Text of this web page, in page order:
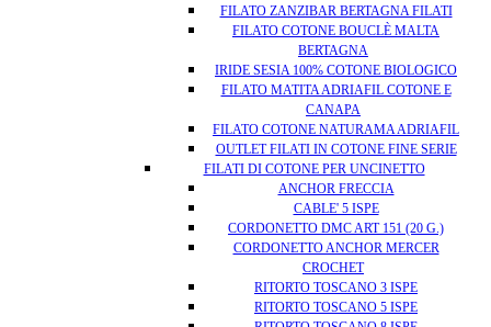
FILATO ZANZIBAR BERTAGNA FILATI
FILATO COTONE BOUCLÈ MALTA
BERTAGNA
IRIDE SESIA 100% COTONE BIOLOGICO
FILATO MATITA ADRIAFIL COTONE E
CANAPA
FILATO COTONE NATURAMA ADRIAFIL
OUTLET FILATI IN COTONE FINE SERIE
FILATI DI COTONE PER UNCINETTO
ANCHOR FRECCIA
CABLE' 5 ISPE
CORDONETTO DMC ART 151 (20 G.)
CORDONETTO ANCHOR MERCER
CROCHET
RITORTO TOSCANO 3 ISPE
RITORTO TOSCANO 5 ISPE